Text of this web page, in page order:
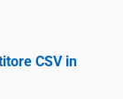
CSV in